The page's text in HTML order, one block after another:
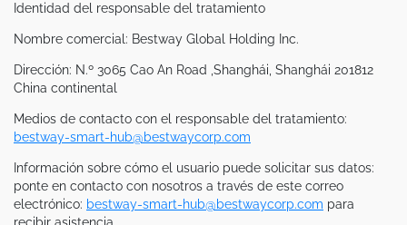
Identidad del responsable del tratamiento
Nombre comercial: Bestway Global Holding Inc.
Dirección: N.º 3065 Cao An Road ,Shanghái, Shanghái 201812
China continental
Medios de contacto con el responsable del tratamiento:
bestway-smart-hub@bestwaycorp.com
Información sobre cómo el usuario puede solicitar sus datos:
ponte en contacto con nosotros a través de este correo
electrónico: bestway-smart-hub@bestwaycorp.com para